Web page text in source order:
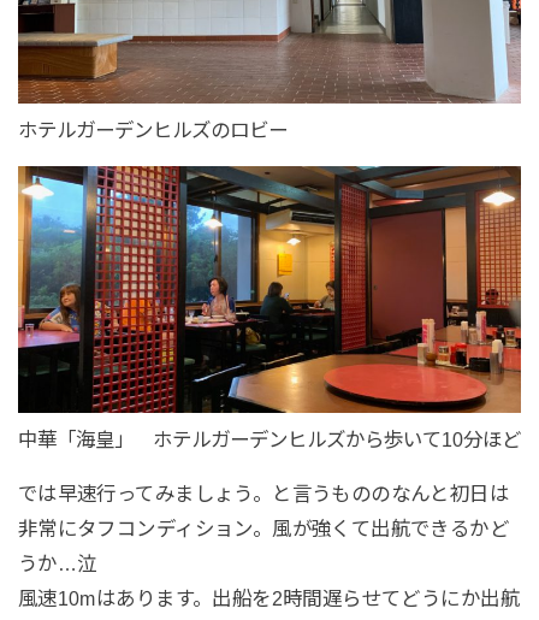
ホテルガーデンヒルズのロビー
中華「海皇」 ホテルガーデンヒルズから歩いて10分ほど
では早速行ってみましょう。と言うもののなんと初日は
非常にタフコンディション。風が強くて出航できるかど
うか…泣
風速10mはあります。出船を2時間遅らせてどうにか出航